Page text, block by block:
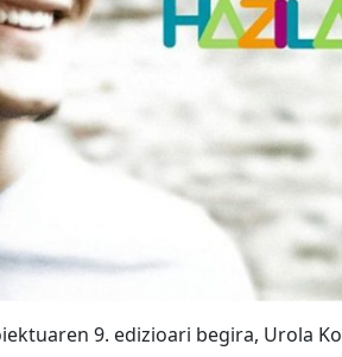
9. edizioari begira, Urola